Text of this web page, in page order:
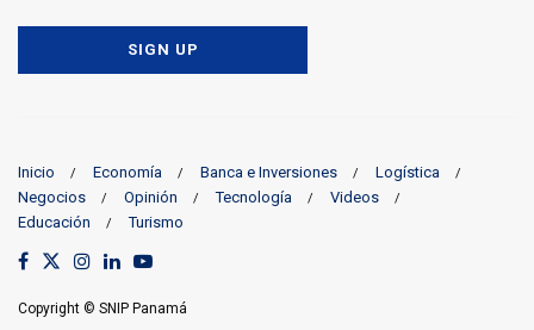
Inicio Economía Banca e Inversiones
Logística
Negocios
Opinión Tecnología
Videos
Educación
Turismo
Copyright © SNIP Panamá